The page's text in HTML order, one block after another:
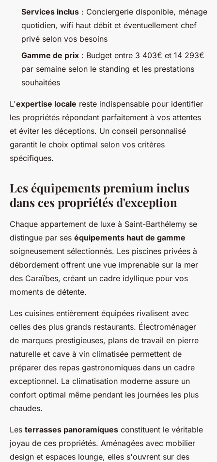
Services inclus : Conciergerie disponible, ménage
quotidien, wifi haut débit et éventuellement chef
privé selon vos besoins
Gamme de prix : Budget entre 3 403€ et 14 293€
par semaine selon le standing et les prestations
souhaitées
L'expertise locale reste indispensable pour identifier
les propriétés répondant parfaitement à vos attentes
et éviter les déceptions. Un conseil personnalisé
garantit le choix optimal selon vos critères
spécifiques.
Les équipements premium inclus
dans ces propriétés d'exception
Chaque appartement de luxe à Saint-Barthélemy se
distingue par ses équipements haut de gamme
soigneusement sélectionnés. Les piscines privées à
débordement offrent une vue imprenable sur la mer
des Caraïbes, créant un cadre idyllique pour vos
moments de détente.
Les cuisines entièrement équipées rivalisent avec
celles des plus grands restaurants. Électroménager
de marques prestigieuses, plans de travail en pierre
naturelle et cave à vin climatisée permettent de
préparer des repas gastronomiques dans un cadre
exceptionnel. La climatisation moderne assure un
confort optimal même pendant les journées les plus
chaudes.
Les terrasses panoramiques constituent le véritable
joyau de ces propriétés. Aménagées avec mobilier
design et espaces lounge, elles s'ouvrent sur des